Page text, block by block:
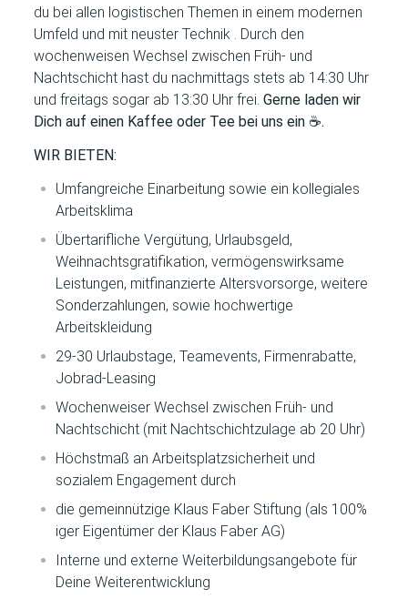
du bei allen logistischen Themen in einem modernen
Umfeld und mit neuster Technik . Durch den
wochenweisen Wechsel zwischen Früh- und
Nachtschicht hast du nachmittags stets ab 14:30 Uhr
und freitags sogar ab 13:30 Uhr frei.Gerne laden wir
Dich auf einen Kaffee oder Tee bei uns ein ☕.
WIR BIETEN:
Umfangreiche Einarbeitung sowie ein kollegiales
Arbeitsklima
Übertarifliche Vergütung, Urlaubsgeld,
Weihnachtsgratifikation, vermögenswirksame
Leistungen, mitfinanzierte Altersvorsorge, weitere
Sonderzahlungen, sowie hochwertige
Arbeitskleidung
29-30 Urlaubstage, Teamevents, Firmenrabatte,
Jobrad-Leasing
Wochenweiser Wechsel zwischen Früh- und
Nachtschicht (mit Nachtschichtzulage ab 20 Uhr)
Höchstmaß an Arbeitsplatzsicherheit und
sozialem Engagement durch
die gemeinnützige Klaus Faber Stiftung (als 100%
iger Eigentümer der Klaus Faber AG)
Interne und externe Weiterbildungsangebote für
Deine Weiterentwicklung